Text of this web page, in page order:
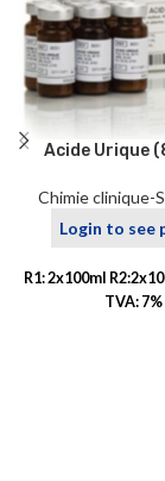
Acide Urique
Chimie clinique-
Login to see
R1: 2x100ml
TVA: 7%